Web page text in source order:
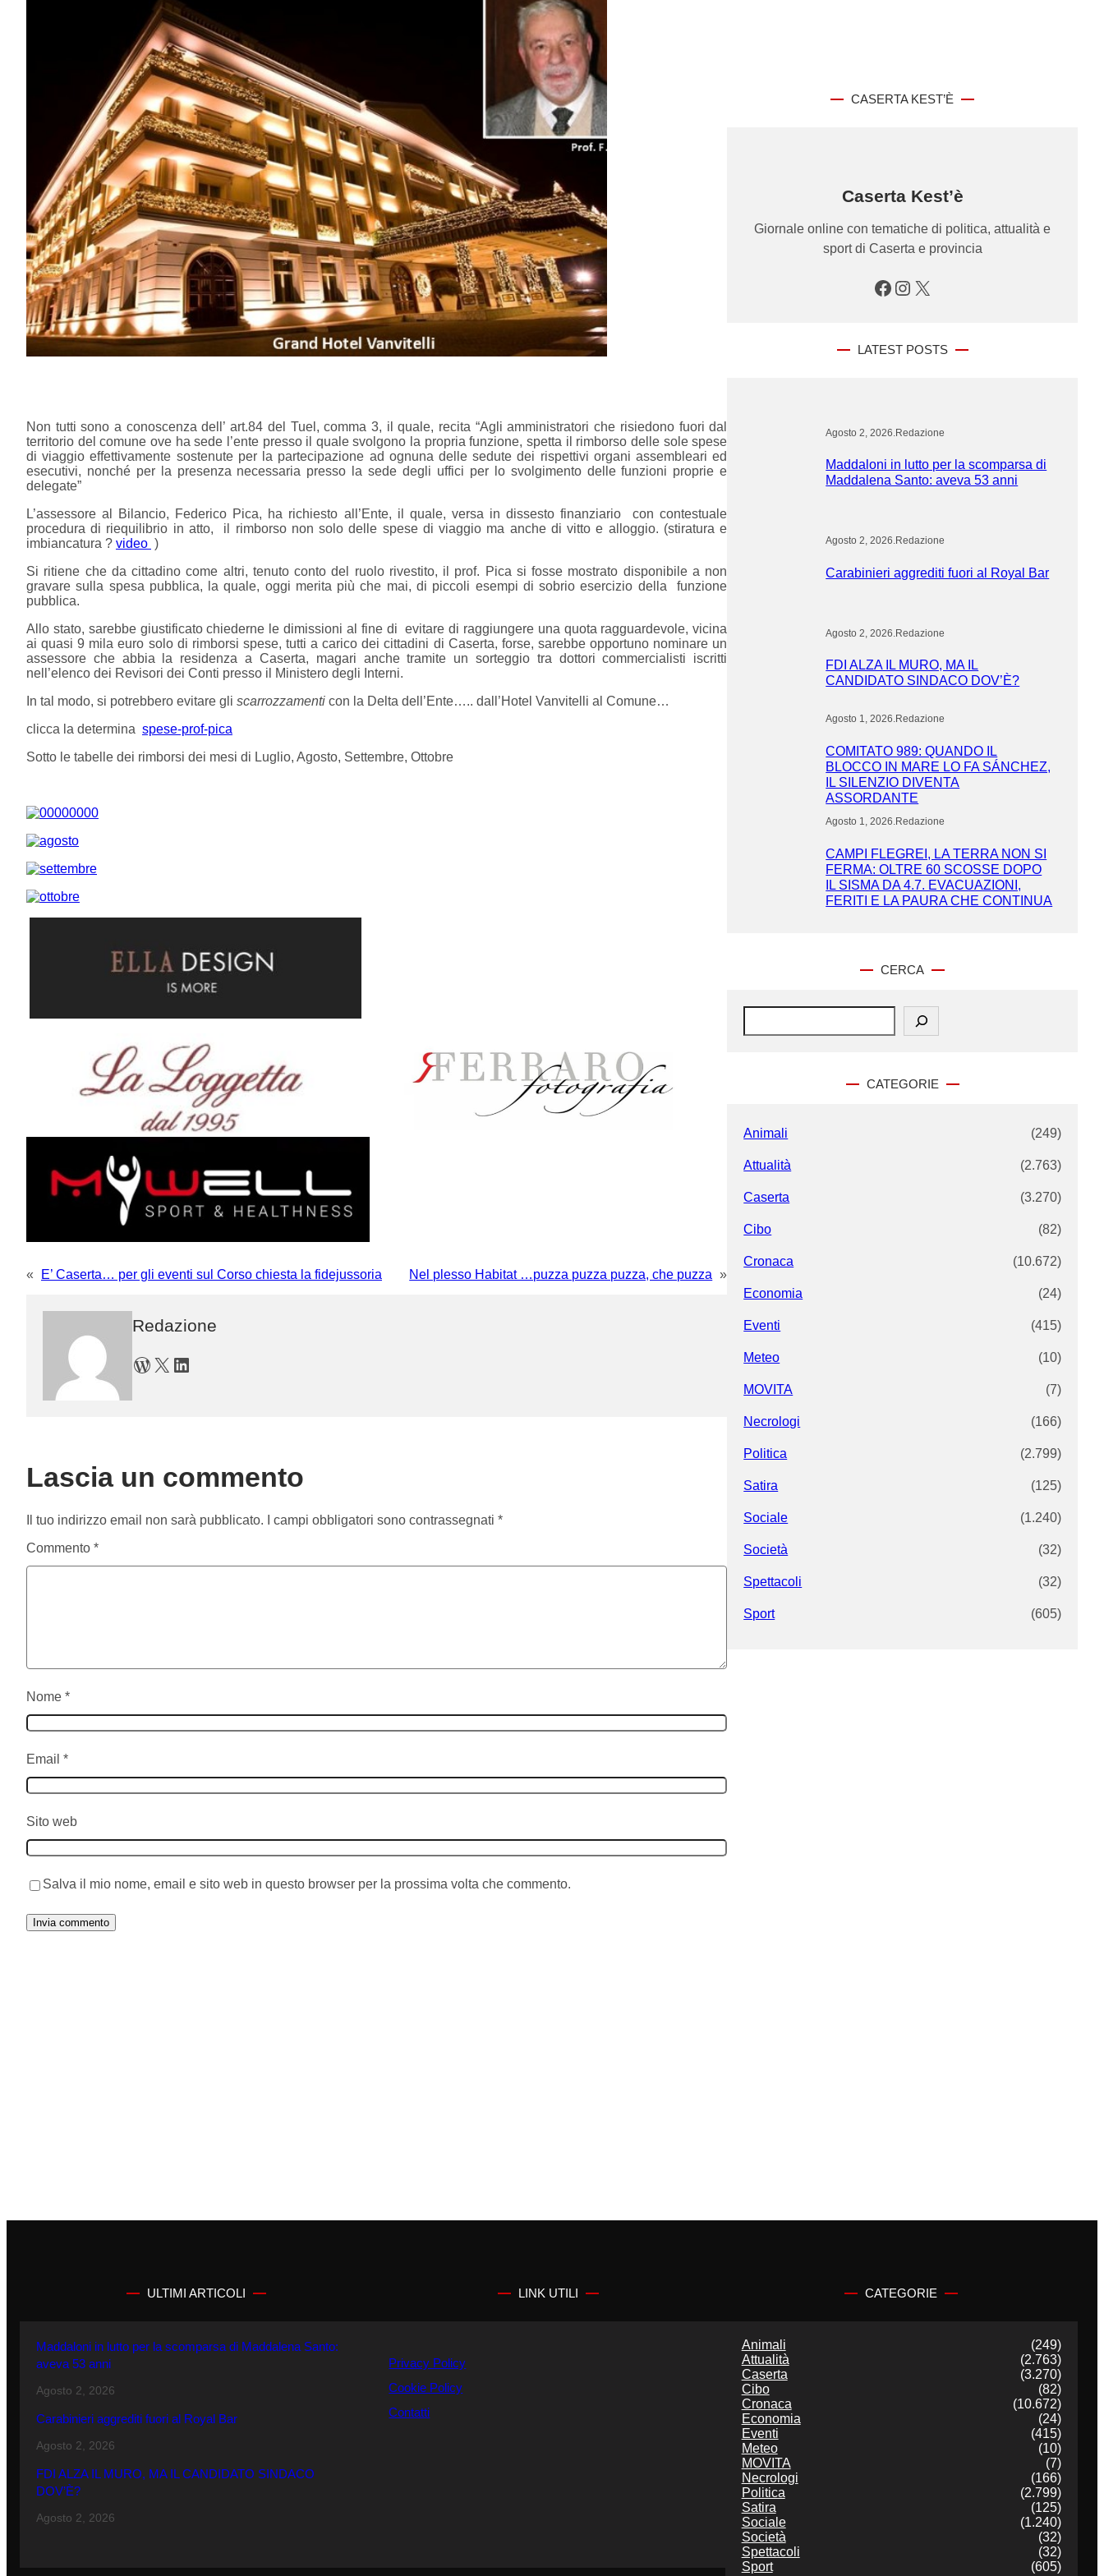
Non tutti sono a conoscenza dell’ art.84 del Tuel, comma 3, il quale, recita “Agli amministratori che risiedono fuori dal
territorio del comune ove ha sede l’ente presso il quale svolgono la propria funzione, spetta il rimborso delle sole spese
di viaggio effettivamente sostenute per la partecipazione ad ognuna delle sedute dei rispettivi organi assembleari ed
esecutivi, nonché per la presenza necessaria presso la sede degli uffici per lo svolgimento delle funzioni proprie e
delegate”
L’assessore al Bilancio, Federico Pica, ha richiesto all’Ente, il quale, versa in dissesto finanziario con contestuale
procedura di riequilibrio in atto, il rimborso non solo delle spese di viaggio ma anche di vitto e alloggio. (stiratura e
imbiancatura ? video )
Si ritiene che da cittadino come altri, tenuto conto del ruolo rivestito, il prof. Pica si fosse mostrato disponibile a non
gravare sulla spesa pubblica, la quale, oggi merita più che mai, di piccoli esempi di sobrio esercizio della funzione
pubblica.
Allo stato, sarebbe giustificato chiederne le dimissioni al fine di evitare di raggiungere una quota ragguardevole, vicina
ai quasi 9 mila euro solo di rimborsi spese, tutti a carico dei cittadini di Caserta, forse, sarebbe opportuno nominare un
assessore che abbia la residenza a Caserta, magari anche tramite un sorteggio tra dottori commercialisti iscritti
nell’elenco dei Revisori dei Conti presso il Ministero degli Interni.
In tal modo, si potrebbero evitare gli scarrozzamenti con la Delta dell’Ente….. dall’Hotel Vanvitelli al Comune…
clicca la determina spese-prof-pica
Sotto le tabelle dei rimborsi dei mesi di Luglio, Agosto, Settembre, Ottobre
« E’ Caserta… per gli eventi sul Corso chiesta la fidejussoria Nel plesso Habitat …puzza puzza puzza, che puzza »
Redazione
WordPress X LinkedIn
Lascia un commento
Il tuo indirizzo email non sarà pubblicato. I campi obbligatori sono contrassegnati *
Commento *
Nome *
Email *
Sito web
Salva il mio nome, email e sito web in questo browser per la prossima volta che commento.
CASERTA KEST’È
Caserta Kest’è
Giornale online con tematiche di politica, attualità e
sport di Caserta e provincia
Facebook Instagram X
LATEST POSTS
Agosto 2, 2026 Redazione
Maddaloni in lutto per la scomparsa di
Maddalena Santo: aveva 53 anni
Agosto 2, 2026.Redazione
Carabinieri aggrediti fuori al Royal Bar
Agosto 2, 2026 Redazione
FDI ALZA IL MURO, MA IL
CANDIDATO SINDACO DOV’È?
Agosto 1, 2026.Redazione
COMITATO 989: QUANDO IL
BLOCCO IN MARE LO FA SÁNCHEZ,
IL SILENZIO DIVENTA
ASSORDANTE
Agosto 1, 2026 Redazione
CAMPI FLEGREI, LA TERRA NON SI
FERMA: OLTRE 60 SCOSSE DOPO
IL SISMA DA 4.7. EVACUAZIONI,
FERITI E LA PAURA CHE CONTINUA
CERCA
S
CATEGORIE
Animali (249)
Attualità (2.763)
Caserta (3.270)
Cibo (82)
Cronaca (10.672)
Economia (24)
Eventi (415)
Meteo (10)
MOVITA (7)
Necrologi (166)
Politica (2.799)
Satira (125)
Sociale (1.240)
Società (32)
Spettacoli (32)
Sport (605)
ULTIMI ARTICOLI
Maddaloni in lutto per la scomparsa di Maddalena Santo:
aveva 53 anni
Agosto 2, 2026
Carabinieri aggrediti fuori al Royal Bar
Agosto 2, 2026
FDI ALZA IL MURO, MA IL CANDIDATO SINDACO
DOV’È?
Agosto 2, 2026
LINK UTILI
Privacy Policy
Cookie Policy
Contatti
CATEGORIE
Animali
(249)
Attualità
(2.763)
Caserta
(3.270)
Cibo
(82)
Cronaca
(10.672)
Economia
(24)
Eventi
(415)
Meteo
(10)
MOVITA
(7)
Necrologi
(166)
Politica
(2.799)
Satira
(125)
Sociale
(1.240)
Società
(32)
Spettacoli
(32)
Sport
(605)